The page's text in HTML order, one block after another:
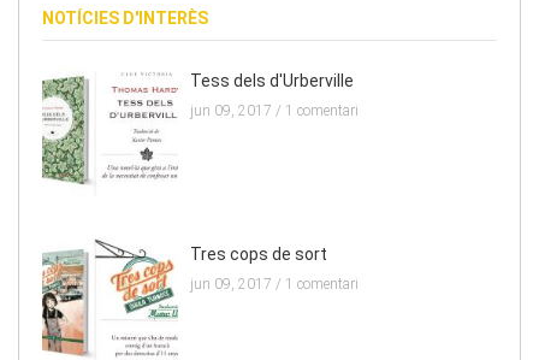
NOTÍCIES D'INTERÈS
Tess dels d'Urberville
jun 09, 2017 / 1 comentari
Tres cops de sort
jun 09, 2017 / 1 comentari